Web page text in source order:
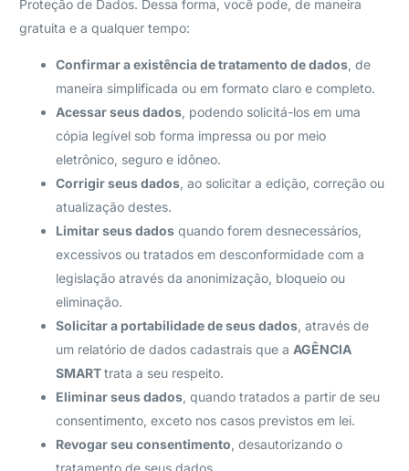
Proteção de Dados. Dessa forma, você pode, de maneira
gratuita e a qualquer tempo:
Confirmar a existência de tratamento de dados , de
maneira simplificada ou em formato claro e completo.
Acessar seus dados , podendo solicitá-los em uma
cópia legível sob forma impressa ou por meio
eletrônico, seguro e idôneo.
Corrigir seus dados , ao solicitar a edição, correção ou
atualização destes.
Limitar seus dados quando forem desnecessários,
excessivos ou tratados em desconformidade com a
legislação através da anonimização, bloqueio ou
eliminação.
Solicitar a portabilidade de seus dados , através de
um relatório de dados cadastrais que a AGÊNCIA
SMARTtrata a seu respeito.
Eliminar seus dados , quando tratados a partir de seu
consentimento, exceto nos casos previstos em lei.
Revogar seu consentimento , desautorizando o
tratamento de seus dados.